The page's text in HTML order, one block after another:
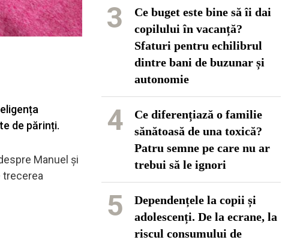
de părinți.
Manuel și
trecerea
3
Ce buget este bine să îi dai
copilului în vacanță?
Sfaturi pentru echilibrul
dintre bani de buzunar și
autonomie
4
Ce diferențiază o familie
sănătoasă de una toxică?
Patru semne pe care nu ar
trebui să le ignori
5
Dependențele la copii și
adolescenți. De la ecrane, la
riscul consumului de